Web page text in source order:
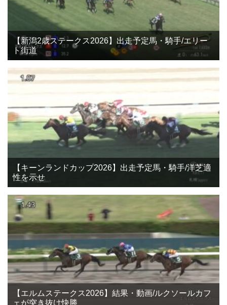
【新潟2歳ステークス2026】出走予定馬・騎手/エリー
ト街道
【キーンランドカップ2026】出走予定馬・騎手/洋芝適
性を示せ
【エルムステークス2026】結果・動画/ルクソールカフ
ェが突き抜け快勝